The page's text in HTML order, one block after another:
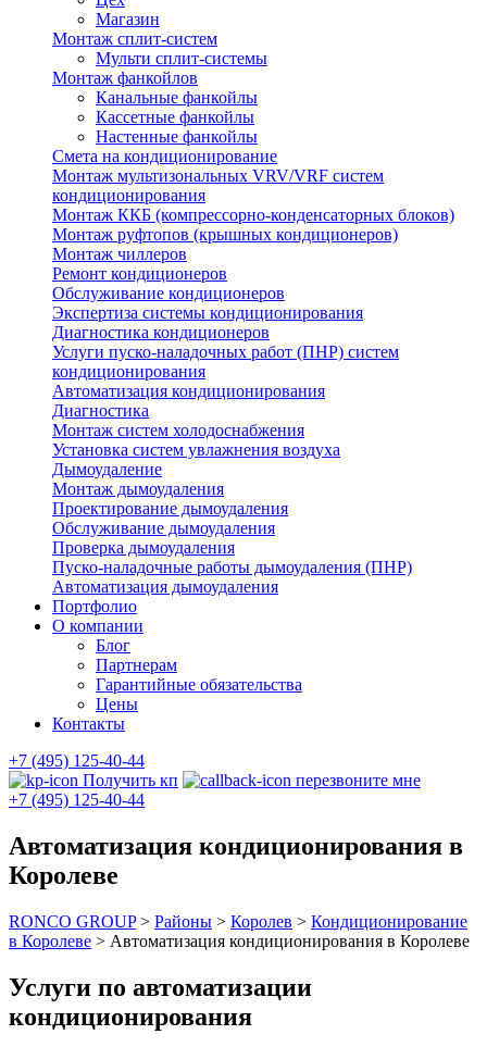
Магазин
Монтаж сплит-систем
Мульти сплит-системы
Монтаж фанкойлов
Канальные фанкойлы
Кассетные фанкойлы
Настенные фанкойлы
Смета на кондиционирование
Монтаж мультизональных VRV/VRF систем
кондиционирования
Монтаж ККБ (компрессорно-конденсаторных блоков)
Монтаж руфтопов (крышных кондиционеров)
Монтаж чиллеров
Ремонт кондиционеров
Обслуживание кондиционеров
Экспертиза системы кондиционирования
Диагностика кондиционеров
Услуги пуско-наладочных работ (ПНР) систем
кондиционирования
Автоматизация кондиционирования
Диагностика
Монтаж систем холодоснабжения
Установка систем увлажнения воздуха
Дымоудаление
Монтаж дымоудаления
Проектирование дымоудаления
Обслуживание дымоудаления
Проверка дымоудаления
Пуско-наладочные работы дымоудаления (ПНР)
Автоматизация дымоудаления
Портфолио
О компании
Блог
Партнерам
Гарантийные обязательства
Цены
Контакты
+7 (495) 125-40-44
Получить кп
перезвоните мне
+7 (495) 125-40-44
Автоматизация кондиционирования в
Королеве
RONCO GROUP> Районы > Королев > Кондиционирование
в Королеве > Автоматизация кондиционирования в Королеве
Услуги по автоматизации
кондиционирования